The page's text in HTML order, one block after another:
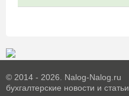
© 2014 - 2026. Nalog-Nalog.ru
бухгалтерские новости и статьи.